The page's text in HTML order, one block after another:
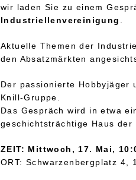
wir laden Sie zu einem
Industriellenvereinigung
Aktuelle Themen der
den Absatzmärkten
Der passionierte Hobbyjäger
Knill-Gruppe.
Das Gespräch wird in etwa
geschichtsträchtige Haus
ZEIT: Mittwoch, 17. Mai,
ORT: Schwarzenbergplatz 4,